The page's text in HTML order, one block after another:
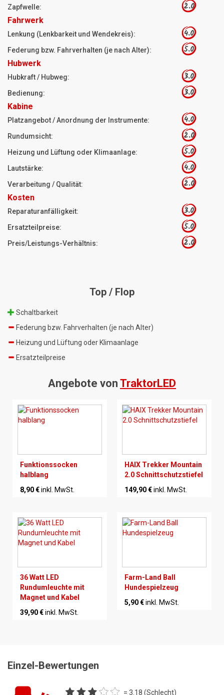
Zapfwelle: 2.0
Fahrwerk
Lenkung (Lenkbarkeit und Wendekreis): 4.0
Federung bzw. Fahrverhalten (je nach Alter): 5.0
Hubwerk
Hubkraft / Hubweg: 3.0
Bedienung: 3.0
Kabine
Platzangebot / Anordnung der Instrumente: 4.0
Rundumsicht: 2.0
Heizung und Lüftung oder Klimaanlage: 5.0
Lautstärke: 4.0
Verarbeitung / Qualität: 2.0
Kosten
Reparaturanfälligkeit: 3.0
Ersatzteilpreise: 5.0
Preis/Leistungs-Verhältnis: 2.0
Top / Flop
Schaltbarkeit
Federung bzw. Fahrverhalten (je nach Alter)
Heizung und Lüftung oder Klimaanlage
Ersatzteilpreise
Angebote von TraktorLED
Funktionssocken
halblang
8,90 €inkl. MwSt.
HAIX Trekker Mountain
2.0 Schnittschutzstiefel
149,90 €inkl. MwSt.
36 Watt LED
Rundumleuchte mit
Magnet und Kabel
39,90 €inkl. MwSt.
Farm-Land Ball
Hundespielzeug
5,90 €inkl. MwSt.
Einzel-Bewertungen
= 3.18 (Schlecht)